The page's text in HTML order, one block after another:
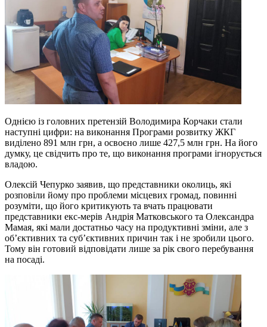
Однією із головних претензій Володимира Корчаки стали
наступні цифри: на виконання Програми розвитку ЖКГ
виділено 891 млн грн, а освоєно лише 427,5 млн грн. На його
думку, це свідчить про те, що виконання програми ігнорується
владою.
Олексій Чепурко заявив, що представники околиць, які
розповіли йому про проблеми місцевих громад, повинні
розуміти, що його критикують та вчать працювати
представники екс-мерів Андрія Матковського та Олександра
Мамая, які мали достатньо часу на продуктивні зміни, але з
об’єктивних та суб’єктивних причин так і не зробили цього.
Тому він готовий відповідати лише за рік свого перебування
на посаді.